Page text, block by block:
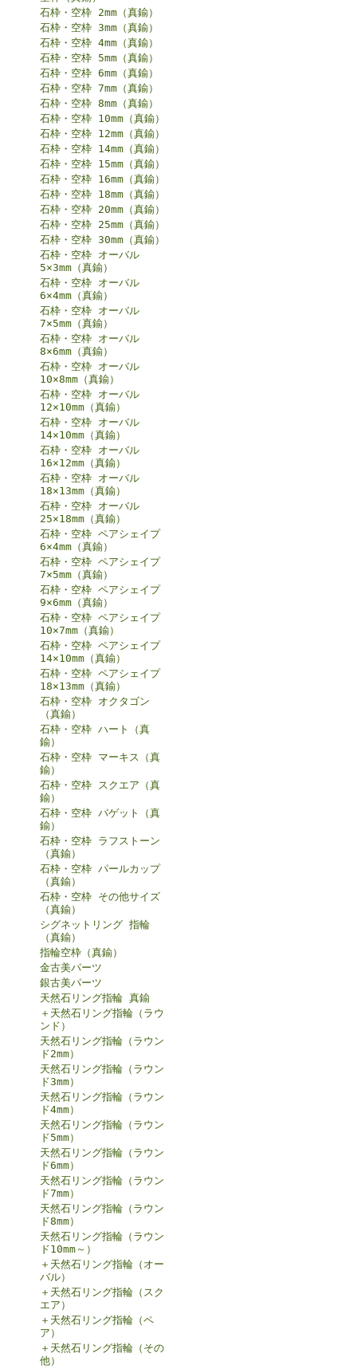
石枠・空枠 2mm（真鍮）
石枠・空枠 3mm（真鍮）
石枠・空枠 4mm（真鍮）
石枠・空枠 5mm（真鍮）
石枠・空枠 6mm（真鍮）
石枠・空枠 7mm（真鍮）
石枠・空枠 8mm（真鍮）
石枠・空枠 10mm（真鍮）
石枠・空枠 12mm（真鍮）
石枠・空枠 14mm（真鍮）
石枠・空枠 15mm（真鍮）
石枠・空枠 16mm（真鍮）
石枠・空枠 18mm（真鍮）
石枠・空枠 20mm（真鍮）
石枠・空枠 25mm（真鍮）
石枠・空枠 30mm（真鍮）
石枠・空枠 オーバル
5×3mm（真鍮）
石枠・空枠 オーバル
6×4mm（真鍮）
石枠・空枠 オーバル
7×5mm（真鍮）
石枠・空枠 オーバル
8×6mm（真鍮）
石枠・空枠 オーバル
10×8mm（真鍮）
石枠・空枠 オーバル
12×10mm（真鍮）
石枠・空枠 オーバル
14×10mm（真鍮）
石枠・空枠 オーバル
16×12mm（真鍮）
石枠・空枠 オーバル
18×13mm（真鍮）
石枠・空枠 オーバル
25×18mm（真鍮）
石枠・空枠 ペアシェイプ
6×4mm（真鍮）
石枠・空枠 ペアシェイプ
7×5mm（真鍮）
石枠・空枠 ペアシェイプ
9×6mm（真鍮）
石枠・空枠 ペアシェイプ
10×7mm（真鍮）
石枠・空枠 ペアシェイプ
14×10mm（真鍮）
石枠・空枠 ペアシェイプ
18×13mm（真鍮）
石枠・空枠 オクタゴン
（真鍮）
石枠・空枠 ハート（真
鍮）
石枠・空枠 マーキス（真
鍮）
石枠・空枠 スクエア（真
鍮）
石枠・空枠 バゲット（真
鍮）
石枠・空枠 ラフストーン
（真鍮）
石枠・空枠 パールカップ
（真鍮）
石枠・空枠 その他サイズ
（真鍮）
シグネットリング 指輪
（真鍮）
指輪空枠（真鍮）
金古美パーツ
銀古美パーツ
天然石リング指輪 真鍮
＋天然石リング指輪（ラウ
ンド）
天然石リング指輪（ラウン
ド2mm）
天然石リング指輪（ラウン
ド3mm）
天然石リング指輪（ラウン
ド4mm）
天然石リング指輪（ラウン
ド5mm）
天然石リング指輪（ラウン
ド6mm）
天然石リング指輪（ラウン
ド7mm）
天然石リング指輪（ラウン
ド8mm）
天然石リング指輪（ラウン
ド10mm～）
＋天然石リング指輪（オー
バル）
＋天然石リング指輪（スク
エア）
＋天然石リング指輪（ペ
ア）
＋天然石リング指輪（その
他）